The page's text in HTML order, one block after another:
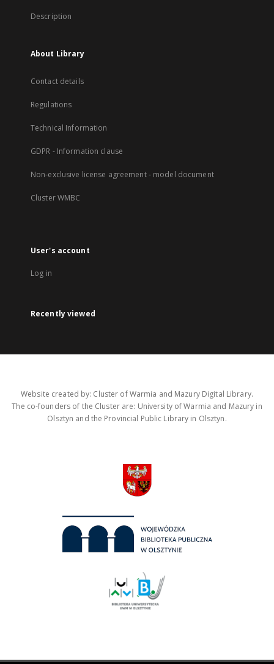
Description
About Library
Contact details
Regulations
Technical Information
GDPR - Information clause
Non-exclusive license agreement - model document
Cluster WMBC
User's account
Log in
Recently viewed
Website created by: Cluster of Warmia and Mazury Digital Library.
The co-founders of the Cluster are: University of Warmia and Mazury in
Olsztyn and the Provincial Public Library in Olsztyn.